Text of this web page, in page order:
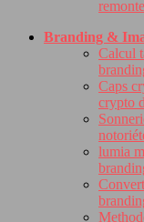
Branding &
Calcul
Caps
crypto
lumia